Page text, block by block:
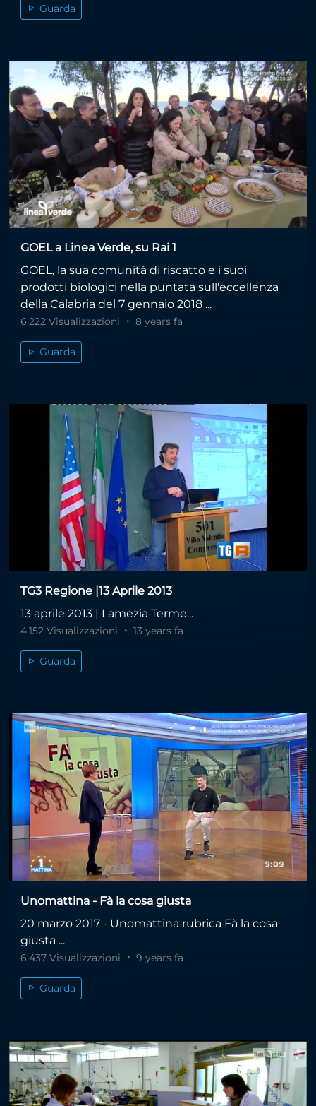
Guarda
GOEL a Linea Verde, su Rai 1
GOEL, la sua comunità di riscatto e i suoi
prodotti biologici nella puntata sull'eccellenza
della Calabria del 7 gennaio 2018 ...
6,222 Visualizzazioni 8 years fa
Guarda
TG3 Regione |13 Aprile 2013
13 aprile 2013 | Lamezia Terme...
4,152 Visualizzazioni 13 years fa
Guarda
Unomattina - Fà la cosa giusta
20 marzo 2017 - Unomattina rubrica Fà la cosa
giusta ...
6,437 Visualizzazioni 9 years fa
Guarda